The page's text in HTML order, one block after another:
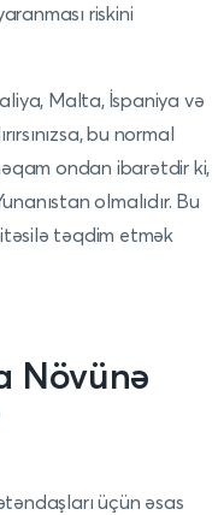
riskini
Malta, İspaniya və
bu normal
ondan ibarətdir ki,
olmalıdır. Bu
təqdim etmək
Növünə
üçün əsas